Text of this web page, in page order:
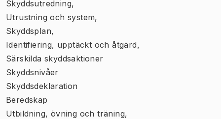
Skyddsutredning,
Utrustning och system,
Skyddsplan,
Identifiering, upptäckt och åtgärd,
Särskilda skyddsaktioner
Skyddsnivåer
Skyddsdeklaration
Beredskap
Utbildning, övning och träning,